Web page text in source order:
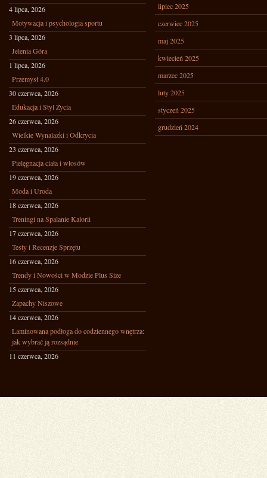
4 lipca, 2026
Motywacja i psychologia sportu
3 lipca, 2026
Jelenia Góra
1 lipca, 2026
Przemysł 4.0
30 czerwca, 2026
Edukacja i Styl Życia
26 czerwca, 2026
Wielkie Wynalazki i Odkrycia
23 czerwca, 2026
Pielęgnacja ciała i włosów
19 czerwca, 2026
Moda i Uroda
18 czerwca, 2026
Treningi na Spalanie Kalorii
17 czerwca, 2026
Testy i Recenzje Sprzętu
16 czerwca, 2026
Trendy i Nowości w Modzie Plus Size
15 czerwca, 2026
Zapachy Niszowe
14 czerwca, 2026
Laminowana podłoga do codziennego wnętrza:
jak wybrać ją rozsądnie
11 czerwca, 2026
lipiec 2025
czerwiec 2025
maj 2025
kwiecień 2025
marzec 2025
luty 2025
styczeń 2025
grudzień 2024